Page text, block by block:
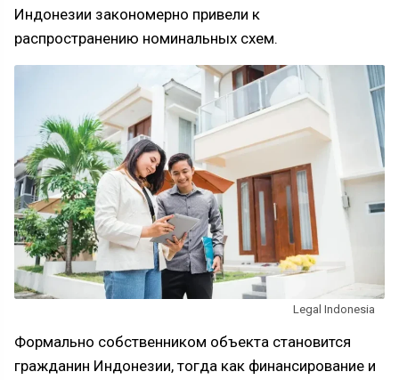
Индонезии закономерно привели к
распространению номинальных схем.
Legal Indonesia
Формально собственником объекта становится
гражданин Индонезии, тогда как финансирование и